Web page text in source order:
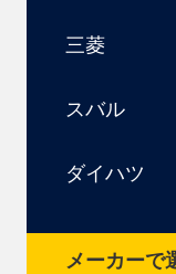
三菱
スバル
ダイハツ
メーカーで